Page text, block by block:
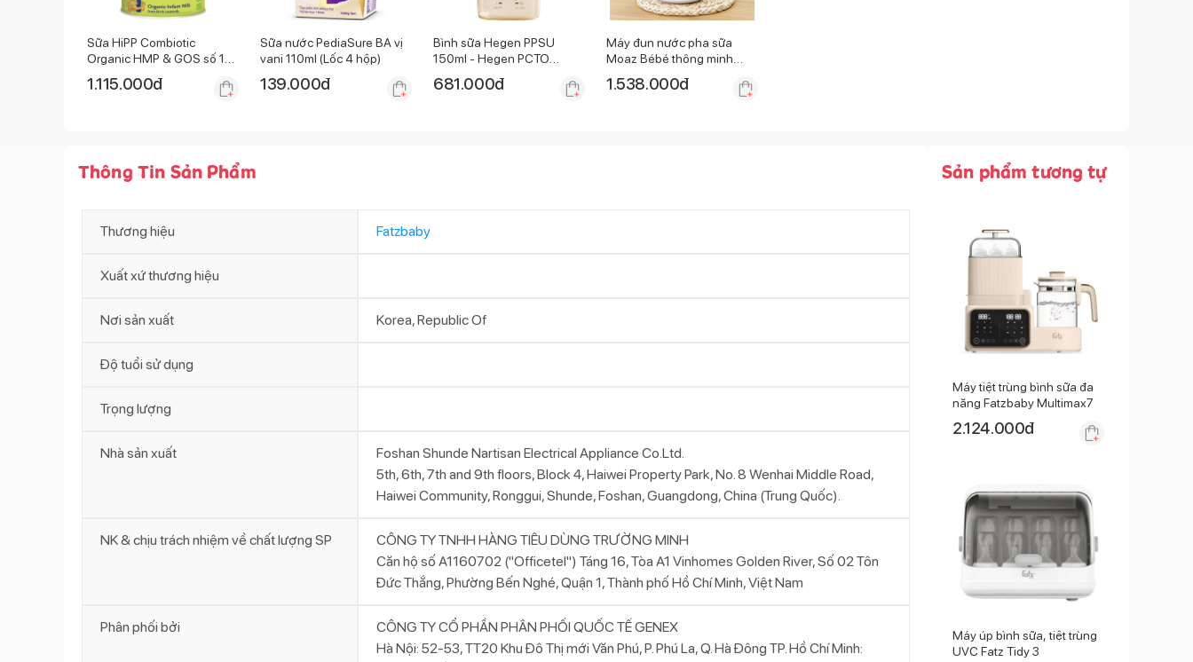
Sữa HiPP Combiotic
Organic HMP & GOS số 1
1.115.000đ
Sữa nước PediaSure BA vị
vani 110ml (Lốc 4 hộp)
139.000đ
Bình sữa Hegen PPSU
150ml - Hegen PCTO
681.000đ
Máy đun nước pha sữa
Moaz Bébé thông minh
1.538.000đ
Thông Tin Sản Phẩm
Thương hiệu Fatzbaby
Xuất xứ thương hiệu
Nơi sản xuất Korea, Republic Of
Độ tuổi sử dụng
Trọng lượng
Nhà sản xuất
Foshan Shunde Nartisan Electrical Appliance Co.Ltd.
5th, 6th, 7th and 9th floors, Block 4, Haiwei Property Park, No. 8 Wenhai Middle Road,
Haiwei Community, Ronggui, Shunde, Foshan, Guangdong, China (Trung Quốc).
NK & chịu trách nhiệm về chất lượng SP
CÔNG TY TNHH HÀNG TIÊU DÙNG TRƯỜNG MINH
Căn hộ số A1160702 ("Officetel") Táng 16, Tòa A1 Vinhomes Golden River, Số 02 Tôn
Đức Thắng, Phường Bến Nghé, Quận 1, Thành phố Hồ Chí Minh, Việt Nam
Phân phối bởi
CÔNG TY CỔ PHẦN PHÂN PHỐI QUỐC TẾ GENEX
Hà Nội: 52-53, TT20 Khu Đô Thị mới Văn Phú, P. Phú La, Q. Hà Đông TP. Hồ Chí Minh:
Sản phẩm tương tự
Máy tiệt trùng bình sữa đa
năng Fatzbaby Multimax7
2.124.000đ
Máy úp bình sữa, tiệt trùng
UVC Fatz Tidy 3